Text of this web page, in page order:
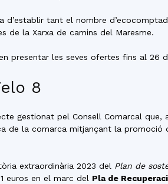
d’establir tant el nombre
de la Xarxa de camins del Maresme.
presentar les seves ofertes fins al 26
8
gestionat pel Consell Comarcal
de la comarca mitjançant la
extraordinària 2023 del Plan de
euros en el marc del Pla de